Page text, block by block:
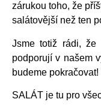
zárukou toho, že
salátovější než ten
Jsme totiž rádi, že
podporují v našem
budeme pokračovat!
SALÁT je tu pro